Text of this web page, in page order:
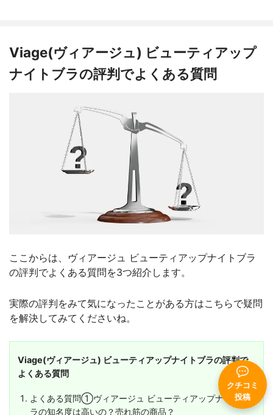
クチコミ
投稿
Viage(ヴィアージュ) ビューティアップ
ナイトブラの評判でよくある質問
ここからは、ヴィアージュ ビューティアップナイトブラ
の評判でよくある質問を3つ紹介します。
実際の評判をみて気になったことがある方はこちらで疑問
を解決してみてくださいね。
Viage(ヴィアージュ) ビューティアップナイトブラの評判で
よくある質問
よくある質問①ヴィアージュ ビューティアップナイトブ
ラの知名度は高いの？売れ筋の商品？